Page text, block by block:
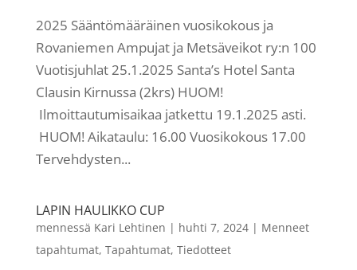
2025 Sääntömääräinen vuosikokous ja
Rovaniemen Ampujat ja Metsäveikot ry:n 100
Vuotisjuhlat 25.1.2025 Santa’s Hotel Santa
Clausin Kirnussa (2krs) HUOM!
Ilmoittautumisaikaa jatkettu 19.1.2025 asti.
HUOM! Aikataulu: 16.00 Vuosikokous 17.00
Tervehdysten...
LAPIN HAULIKKO CUP
mennessä Kari Lehtinen | huhti 7, 2024| Menneet
tapahtumat, Tapahtumat, Tiedotteet